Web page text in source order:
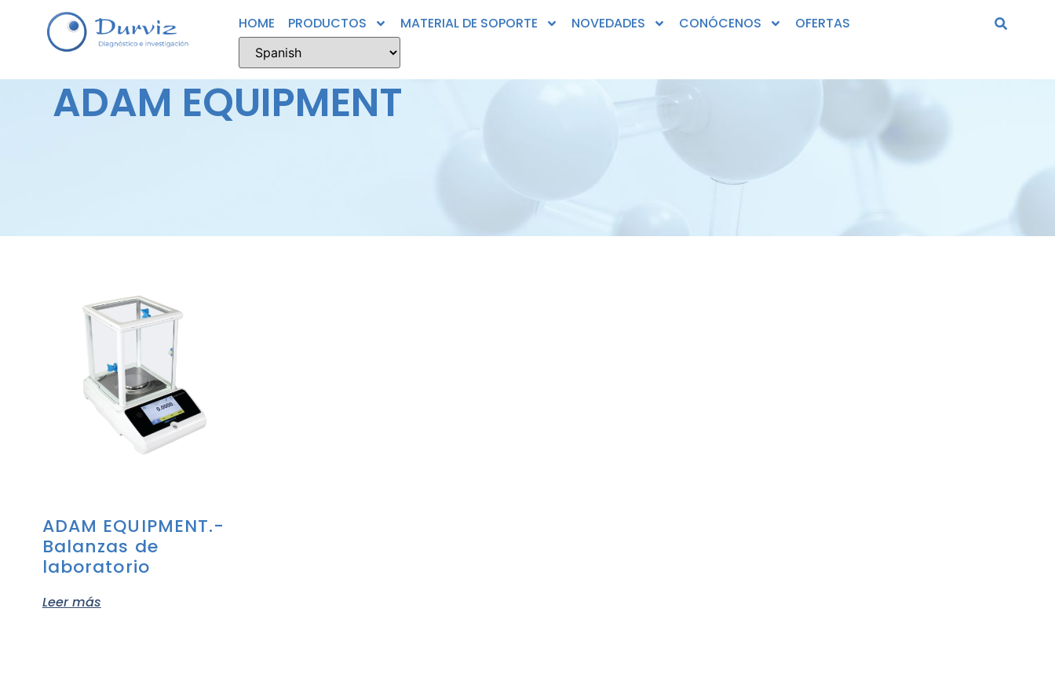
HOME PRODUCTOS MATERIAL DE SOPORTE NOVEDADES CONÓCENOS OFERTAS
ADAM EQUIPMENT
ADAM EQUIPMENT.-
Balanzas de
laboratorio
Leer más